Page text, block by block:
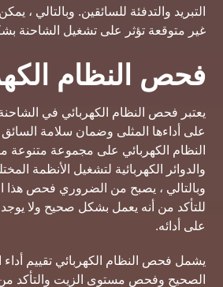
التبريد والتدفئة للسائقين. وبالتالي
غير متوقعة تؤثر على تشغيل الشاحنة
فحص النظام
يعتبر فحص النظام الكهربائي في
على أداءها المثلى وضمان سلامة السائق
النظام الكهربائي على مجموعة متنوعة
والدوائر الكهربائية لتشغيل الأنظمة
وبالتالي ، يصبح من الضروري فحص هذا
للتأكد من أنه يعمل بشكل صحيح ولا
على أدائه.
يشمل فحص النظام الكهربائي تقييم أداء
الصحيح وفحص مستوى الزيت والتأكد